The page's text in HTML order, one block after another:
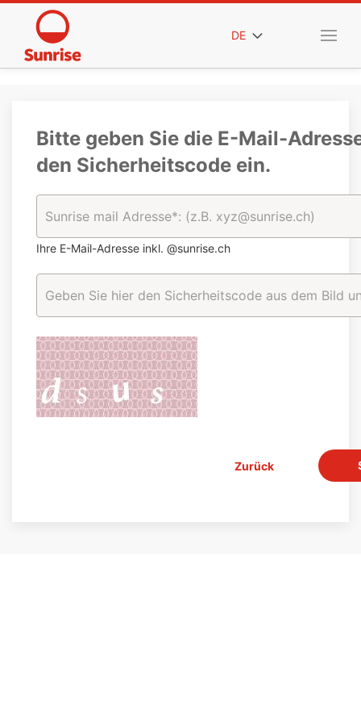
DE
Bitte geben Sie die E-Mail-
den Sicherheitscode ein.
Ihre E-Mail-Adresse inkl. @sunrise.ch
Zurück